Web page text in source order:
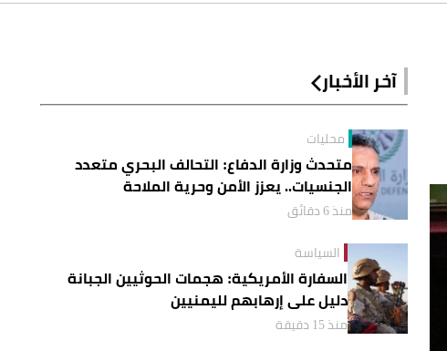
آخر الأخبار
محليات
متحدث وزارة الدفاع: التحالف البحري متعدد
الجنسيات.. يعزز الأمن وحرية الملاحة
منذ 6 دقائق
السياسة
السفارة الأمريكية: هجمات الحوثيين الجبانة
دليل على إرهابهم لليمنيين
منذ 15 دقيقة